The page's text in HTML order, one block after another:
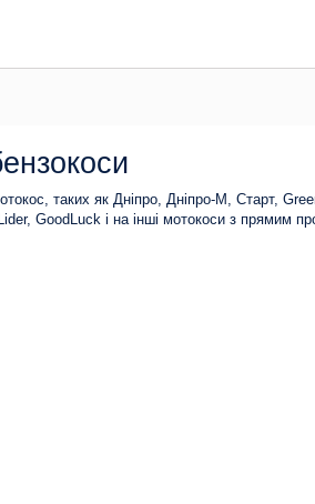
таких як Дніпро, Дніпро-М, Старт,
GoodLuck і на інші мотокоси з прямим